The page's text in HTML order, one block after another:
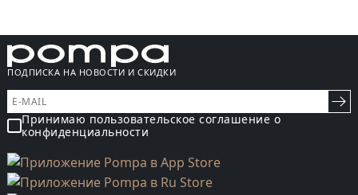
ПОДПИСКА НА НОВОСТИ И СКИДКИ
Принимаю пользовательское соглашение о
конфиденциальности